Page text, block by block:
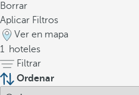
Borrar
Aplicar Filtros
Ver en mapa
1 hoteles
Filtrar
Ordenar